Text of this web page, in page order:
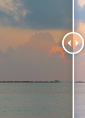
Usługi retuszu produktów